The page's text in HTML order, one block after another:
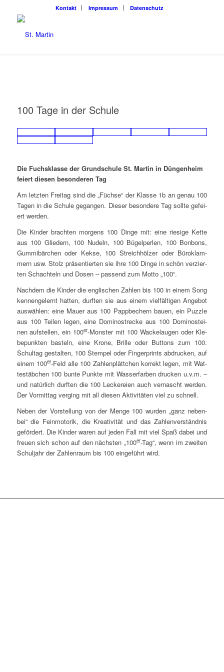
Kon­takt Impres­sum Daten­schutz
100 Tage in der Schule
Die Fuchs­klas­se der Grund­schu­le St. Mar­tin in Dün­gen­heim
fei­ert die­sen beson­de­ren Tag
Am letz­ten Frei­tag sind die „Füch­se“ der Klas­se 1b an genau 100
Tagen in die Schu­le gegan­gen. Die­ser beson­de­re Tag soll­te gefei­
ert werden.
Die Kin­der brach­ten mor­gens 100 Din­ge mit: eine rie­si­ge Ket­te
aus 100 Glie­dern, 100 Nudeln, 100 Bügel­per­len, 100 Bon­bons,
Gum­mi­bär­chen oder Kek­se, 100 Streich­höl­zer oder Büro­klam­
mern usw. Stolz prä­sen­tier­ten sie ihre 100 Din­ge in schön ver­zier­
ten Schach­teln und Dosen – pas­send zum Mot­to „100“.
Nach­dem die Kin­der die eng­li­schen Zah­len bis 100 in einem Song
ken­nen­ge­lernt hat­ten, durf­ten sie aus einem viel­fäl­ti­gen Ange­bot
aus­wäh­len: eine Mau­er aus 100 Papp­be­chern bau­en, ein Puz­zle
aus 100 Tei­len legen, eine Domi­no­stre­cke aus 100 Domi­no­stei­
nen auf­stel­len, ein 100er-Mons­ter mit 100 Wackel­au­gen oder Kle­
be­punk­ten bas­teln, eine Kro­ne, Bril­le oder But­tons zum 100.
Schul­tag gestal­ten, 100 Stem­pel oder Fin­ger­prints abdru­cken, auf
einem 100er-Feld alle 100 Zah­len­plätt­chen kor­rekt legen, mit Wat­
te­stäb­chen 100 bun­te Punk­te mit Was­ser­far­ben dru­cken u.v.m. –
und natür­lich durf­ten die 100 Lecke­rei­en auch ver­nascht wer­den.
Der Vor­mit­tag ver­ging mit all die­sen Akti­vi­tä­ten viel zu schnell.
Neben der Vor­stel­lung von der Men­ge 100 wur­den „ganz neben­
bei“ die Fein­mo­to­rik, die Krea­ti­vi­tät und das Zah­len­ver­ständ­nis
geför­dert. Die Kin­der waren auf jeden Fall mit viel Spaß dabei und
freu­en sich schon auf den nächs­ten „100er-Tag“, wenn im zwei­ten
Schul­jahr der Zah­len­raum bis 100 ein­ge­führt wird.